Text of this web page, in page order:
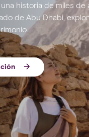
historia de miles de
de Abu Dhabi,